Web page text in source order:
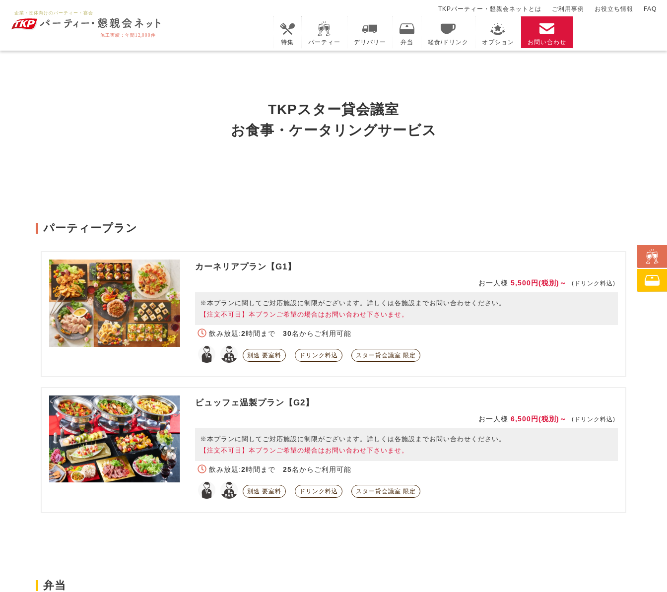
特集 パーティー デリバリー 弁当 軽食/ドリンク オプション お問い合わせ
TKPパーティー・懇親会ネットとは ご利用事例 お役立ち情報 FAQ
TKPスター貸会議室
お食事・ケータリングサービス
パーティープラン
カーネリアプラン【G1】
お一人様 5,500円(税別)～ (ドリンク料込)
※本プランに関してご対応施設に制限がございます。詳しくは各施設までお問い合わせください。
【注文不可日】本プランご希望の場合はお問い合わせ下さいませ。
飲み放題:2時間まで 30名からご利用可能
別途 要室料 ドリンク料込 スター貸会議室 限定
ビュッフェ温製プラン【G2】
お一人様 6,500円(税別)～ (ドリンク料込)
※本プランに関してご対応施設に制限がございます。詳しくは各施設までお問い合わせください。
【注文不可日】本プランご希望の場合はお問い合わせ下さいませ。
飲み放題:2時間まで 25名からご利用可能
別途 要室料 ドリンク料込 スター貸会議室 限定
弁当